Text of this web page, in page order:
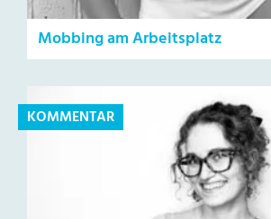
Mobbing am Arbeitsplatz
KOMMENTAR